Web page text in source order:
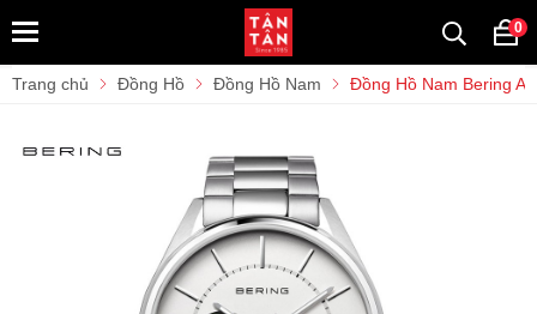
0
Trang chủ Đồng Hồ Đồng Hồ Nam Đồng Hồ Nam Bering